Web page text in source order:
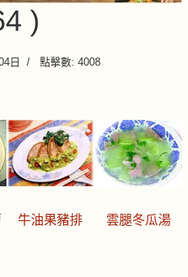
)
日 點擊數: 4008
牛油果豬排 雲腿冬瓜湯